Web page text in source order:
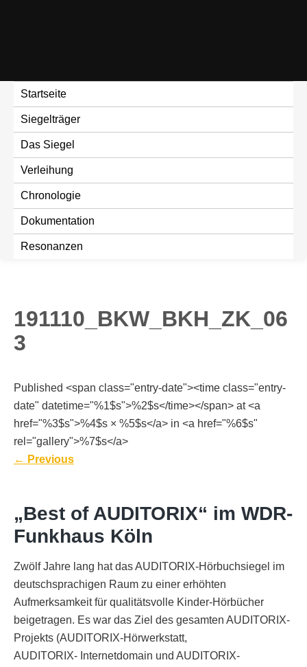
Startseite
Siegelträger
Das Siegel
Verleihung
Chronologie
Dokumentation
Resonanzen
191110_BKW_BKH_ZK_06
3
Published <span class="entry-date"><time class="entry-
date" datetime="%1$s">%2$s</time></span> at <a
href="%3$s">%4$s × %5$s</a> in <a href="%6$s"
rel="gallery">%7$s</a>
← Previous
„Best of AUDITORIX“ im WDR-
Funkhaus Köln
Zwölf Jahre lang hat das AUDITORIX-Hörbuchsiegel im
deutschsprachigen Raum zu einer erhöhten
Aufmerksamkeit für qualitätsvolle Kinder-Hörbücher
beigetragen. Es war das Ziel des gesamten AUDITORIX-
Projekts (AUDITORIX-Hörwerkstatt,
AUDITORIX- Internetdomain und AUDITORIX-